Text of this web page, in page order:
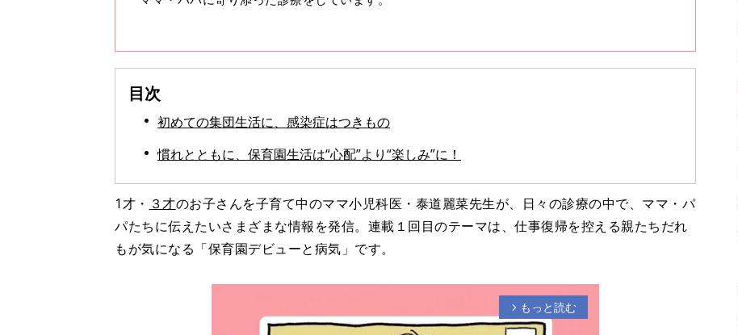
目次
初めての集団生活に、感染症はつきもの
慣れとともに、保育園生活は“心配”より“楽しみ”に！
1才・ ３才のお子さんを子育て中のママ小児科医・泰道麗菜先生が、日々の診療の中で、ママ・パ
パたちに伝えたいさまざまな情報を発信。連載１回目のテーマは、仕事復帰を控える親たちだれ
もが気になる「保育園デビューと病気」です。
arrow_forward_ios もっと読む